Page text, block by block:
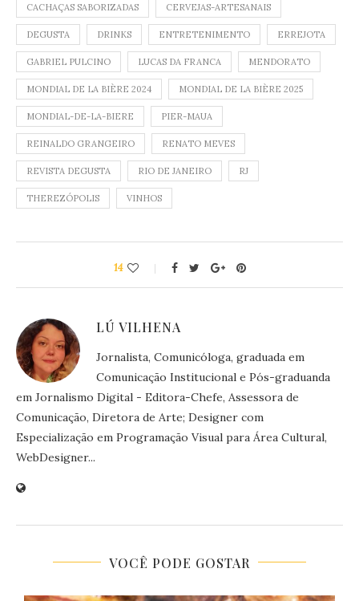
CACHAÇAS SABORIZADAS CERVEJAS-ARTESANAIS
DEGUSTA DRINKS ENTRETENIMENTO ERREJOTA
GABRIEL PULCINO LUCAS DA FRANCA MENDORATO
MONDIAL DE LA BIÈRE 2024 MONDIAL DE LA BIÈRE 2025
MONDIAL-DE-LA-BIERE PIER-MAUA
REINALDO GRANGEIRO RENATO MEVES
REVISTA DEGUSTA RIO DE JANEIRO RJ
THEREZÓPOLIS VINHOS
14
LÚ VILHENA
Jornalista, Comunicóloga, graduada em
Comunicação Institucional e Pós-graduanda
em Jornalismo Digital - Editora-Chefe, Assessora de
Comunicação, Diretora de Arte; Designer com
Especialização em Programação Visual para Área Cultural,
WebDesigner...
VOCÊ PODE GOSTAR